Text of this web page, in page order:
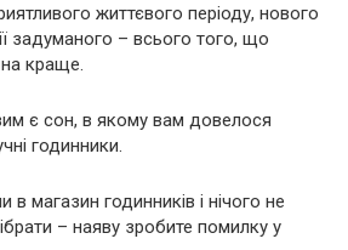
життєвого періоду, нового
задуманого – всього того, що
краще.
є сон, в якому вам довелося
годинники.
магазин годинників і нічого не
– наяву зробите помилку у